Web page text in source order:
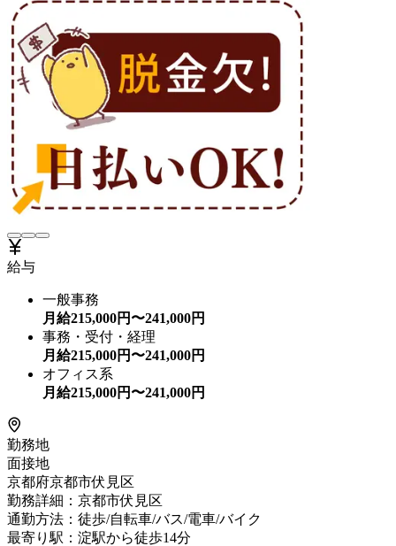
給与
一般事務
月給215,000円〜241,000円
事務・受付・経理
月給215,000円〜241,000円
オフィス系
月給215,000円〜241,000円
勤務地
面接地
京都府京都市伏見区
勤務詳細：京都市伏見区
通勤方法：徒歩/自転車/バス/電車/バイク
最寄り駅：淀駅から徒歩14分